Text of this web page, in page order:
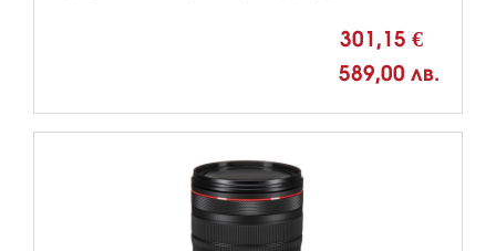
301,15 €
589,00 лв.